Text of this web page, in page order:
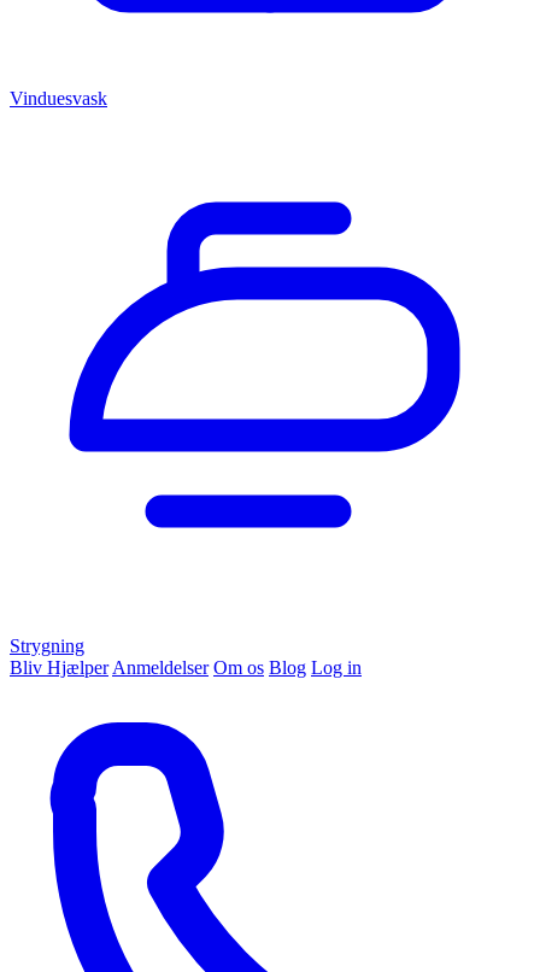
Vinduesvask
Strygning
Bliv Hjælper Anmeldelser Om os Blog Log in